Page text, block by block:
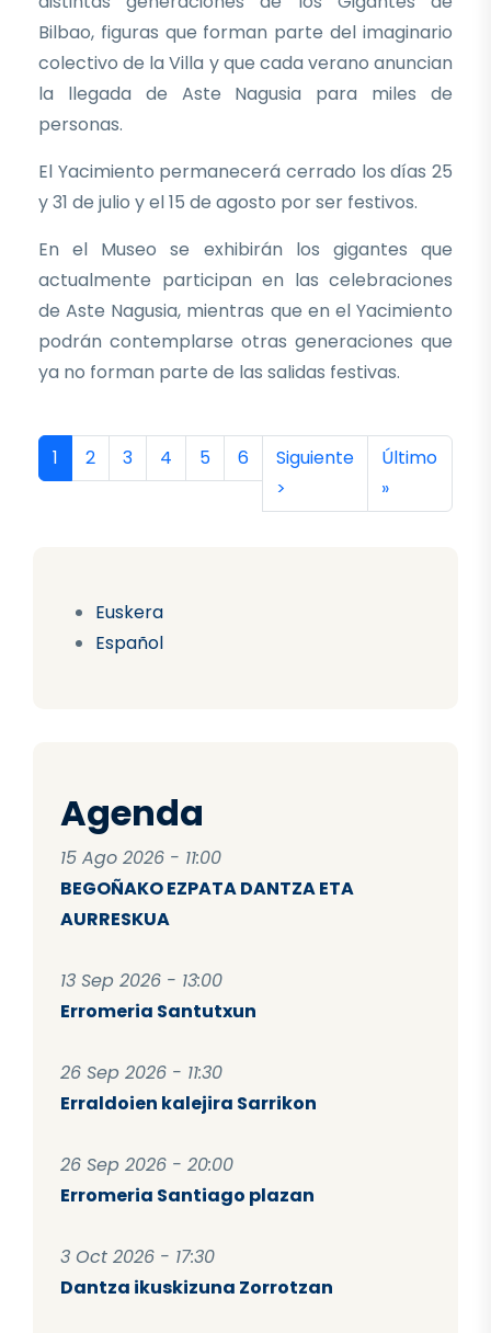
Euskera
Español
Agenda
15 Ago 2026 - 11:00
BEGOÑAKO EZPATA DANTZA ETA
AURRESKUA
13 Sep 2026 - 13:00
Erromeria Santutxun
26 Sep 2026 - 11:30
Erraldoien kalejira Sarrikon
26 Sep 2026 - 20:00
Erromeria Santiago plazan
3 Oct 2026 - 17:30
Dantza ikuskizuna Zorrotzan
Bilbao, figuras que forman parte del imaginario
colectivo de la Villa y que cada verano anuncian
la llegada de Aste Nagusia para miles de
personas.
El Yacimiento permanecerá cerrado los días 25
y 31 de julio y el 15 de agosto por ser festivos.
En el Museo se exhibirán los gigantes que
actualmente participan en las celebraciones
de Aste Nagusia, mientras que en el Yacimiento
podrán contemplarse otras generaciones que
ya no forman parte de las salidas festivas.
Paginación
Página actual
1 Página
2 Página
3 Página
4 Página
5 Página
6 Siguiente página
Siguiente
>
Última
Último
»